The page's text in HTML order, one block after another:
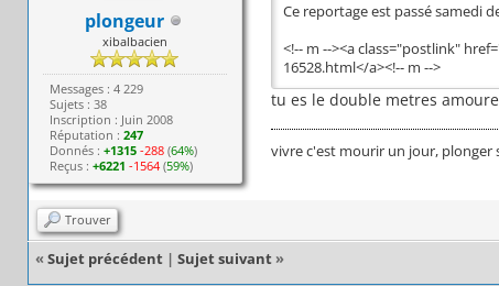
plongeur
xibalbacien
Messages : 4 229
Sujets : 38
Inscription : Juin 2008
Réputation : 247
Donnés : +1315 -288(64%)
Reçus : +6221 -1564(59%)
Ce reportage est passé samedi
<!-- m --><a class="postlink"
16528.html</a><!-- m -->
tu es le double metres
vivre c'est mourir un jour, plonger
Trouver
« Sujet précédent | Sujet suivant »